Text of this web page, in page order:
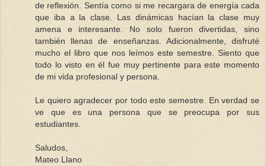
de reflexión. Sentía como si me recargara de energía cada
que iba a la clase. Las dinámicas hacían la clase muy
amena e interesante. No solo fueron divertidas, sino
también llenas de enseñanzas. Adicionalmente, disfruté
mucho el libro que nos leímos este semestre. Siento que
todo lo visto en él fue muy pertinente para este momento
de mi vida profesional y persona.
Le quiero agradecer por todo este semestre. En verdad se
ve que es una persona que se preocupa por sus
estudiantes.
Saludos,
Mateo Llano